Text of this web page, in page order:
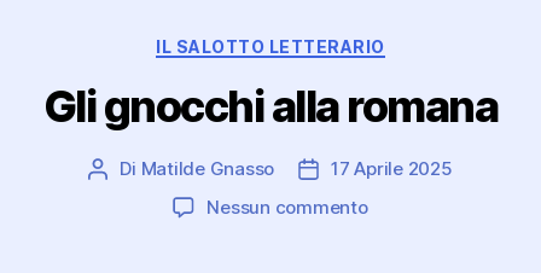
Categorie
IL SALOTTO LETTERARIO
Gli gnocchi alla romana
Autore
Di Matilde Gnasso
Data
dell'articolo
17 Aprile 2025
Nessun commentosu